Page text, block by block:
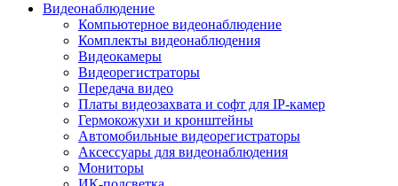
Видеонаблюдение
Компьютерное видеонаблюдение
Комплекты видеонаблюдения
Видеокамеры
Видеорегистраторы
Передача видео
Платы видеозахвата и софт для IP-камер
Гермокожухи и кронштейны
Автомобильные видеорегистраторы
Аксессуары для видеонаблюдения
Мониторы